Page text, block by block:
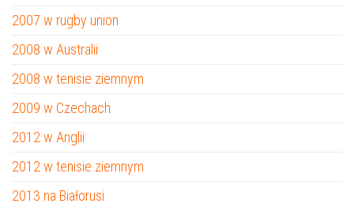
2007 w rugby union
2008 w Australii
2008 w tenisie ziemnym
2009 w Czechach
2012 w Anglii
2012 w tenisie ziemnym
2013 na Białorusi